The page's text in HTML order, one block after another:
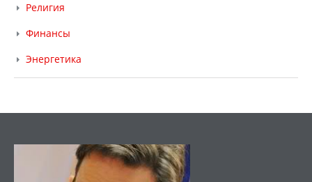
Религия
Финансы
Энергетика